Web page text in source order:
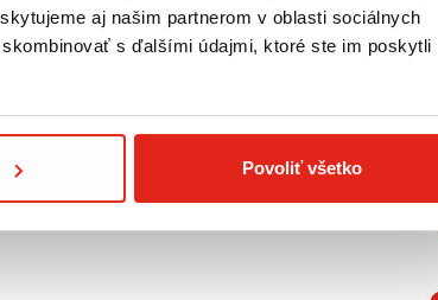
aj našim partnerom v oblasti sociálnych
s ďalšími údajmi, ktoré ste im poskytli
Povoliť všetko
chýbať! Rozmery - výška 29 cm,